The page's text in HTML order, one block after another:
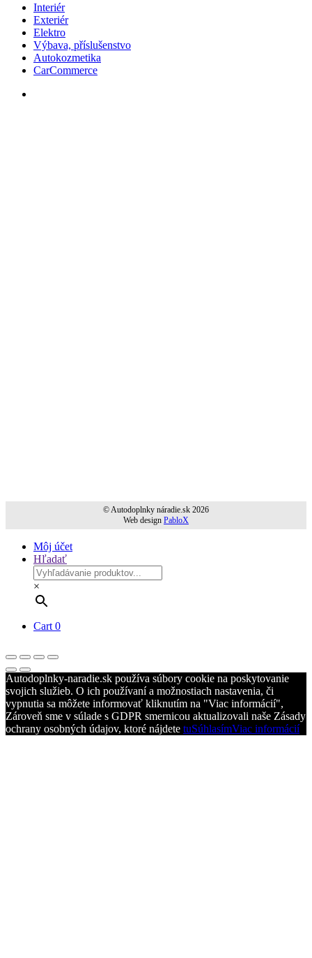
Interiér
Exteriér
Elektro
Výbava, příslušenstvo
Autokozmetika
CarCommerce
© Autodoplnky náradie.sk 2026
Web design PabloX
Môj účet
Hľadať
×
Cart 0
Autodoplnky-naradie.sk používa súbory cookie na poskytovanie
svojich služieb. O ich používaní a možnostiach nastavenia, či
vypnutia sa môžete informovať kliknutím na "Viac informácií",
Zároveň sme v súlade s GDPR smernicou aktualizovali naše Zásady
ochrany osobných údajov, ktoré nájdete tuSúhlasímViac informácií